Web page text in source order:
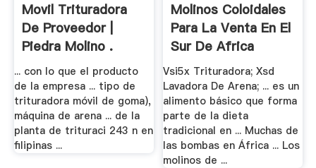
Movil Trituradora
De Proveedor |
Piedra Molino .
... con lo que el producto
de la empresa ... tipo de
trituradora móvil de goma),
máquina de arena ... de la
planta de trituraci 243 n en
filipinas ...
Molinos Coloidales
Para La Venta En El
Sur De Africa
Vsi5x Trituradora; Xsd
Lavadora De Arena; ... es un
alimento básico que forma
parte de la dieta
tradicional en ... Muchas de
las bombas en África ... Los
molinos de ...